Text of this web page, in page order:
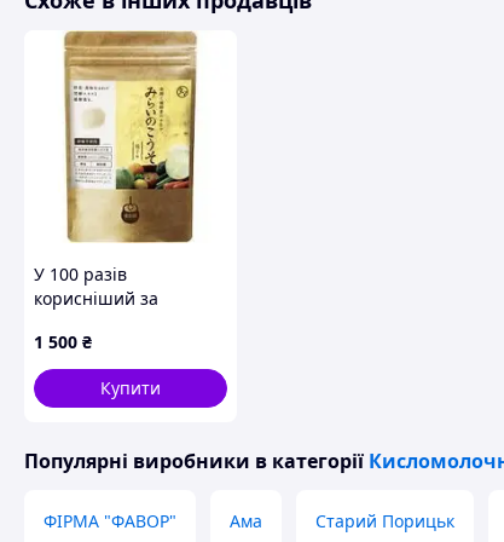
У 100 разів
корисніший за
ферментний напій
Tamachan Shop Mirai
no Koso 100 г
1 500 ₴
Купити
Популярні виробники в категорії
ФІРМА "ФАВОР" Ама Старий Порицьк